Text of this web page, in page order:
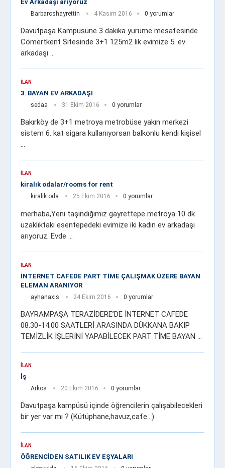
Ev Arkadaşı arıyoruz
Barbaroshayrettin 4 Kasım 2016 0 yorumlar
Davutpaşa Kampüsüne 3 dakika yürüme mesafesinde
Cömertkent Sitesinde 3+1 125m2 lik evimize 5. ev
arkadaşı …
İLAN
3. BAYAN EV ARKADAŞI
sedaa 31 Ekim 2016 0 yorumlar
Bakırköy de 3+1 metroya metrobüse yakın merkezi
sistem 6. kat sigara kullanıyorsan balkonlu kendi kişisel
…
İLAN
kiralık odalar/rooms for rent
kiralik oda 25 Ekim 2016 0 yorumlar
merhaba,Yeni taşındığımız gayrettepe metroya 10 dk
uzaklıktaki esentepedeki evimize iki kadın ev arkadaşı
arıyoruz. Evde …
İLAN
İNTERNET CAFEDE PART TİME ÇALIŞMAK ÜZERE BAYAN
ELEMAN ARANIYOR
ayhanaxis 24 Ekim 2016 0 yorumlar
BAYRAMPAŞA TERAZİDERE’DE İNTERNET CAFEDE
08.30-14.00 SAATLERİ ARASINDA DÜKKANA BAKIP
TEMİZLİK İŞLERİNİ YAPABİLECEK PART TİME BAYAN …
İLAN
İş
Arkos 20 Ekim 2016 0 yorumlar
Davutpaşa kampüsü içinde öğrencilerin çalışabilecekleri
bir yer var mi ? (Kütüphane,havuz,cafe…)
İLAN
ÖĞRENCİDEN SATILIK EV EŞYALARI